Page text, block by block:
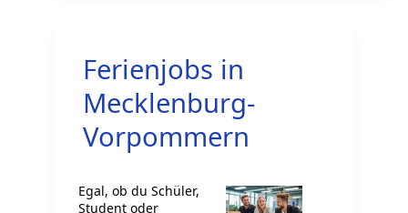
Deutschland
Ferienjobs in
Mecklenburg-
Vorpommern
Egal, ob du Schüler,
Student oder